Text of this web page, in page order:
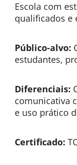
Escola com
qualificados e
Público-alvo:
estudantes,
Diferenciais:
comunicativa
e uso prático
Certificado: